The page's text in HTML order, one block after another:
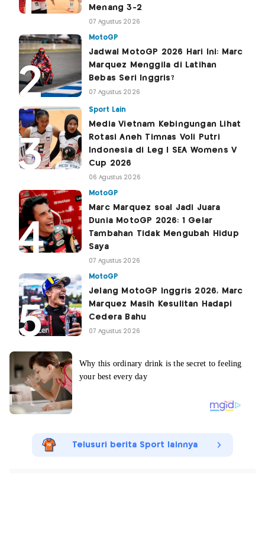
Menang 3-2
07 Agustus 2026
MotoGP
Jadwal MotoGP 2026 Hari Ini: Marc
Marquez Menggila di Latihan
Bebas Seri Inggris?
07 Agustus 2026
Sport Lain
Media Vietnam Kebingungan Lihat
Rotasi Aneh Timnas Voli Putri
Indonesia di Leg I SEA Womens V
Cup 2026
06 Agustus 2026
MotoGP
Marc Marquez soal Jadi Juara
Dunia MotoGP 2026: 1 Gelar
Tambahan Tidak Mengubah Hidup
Saya
07 Agustus 2026
MotoGP
Jelang MotoGP Inggris 2026, Marc
Marquez Masih Kesulitan Hadapi
Cedera Bahu
07 Agustus 2026
Telusuri berita Sport lainnya